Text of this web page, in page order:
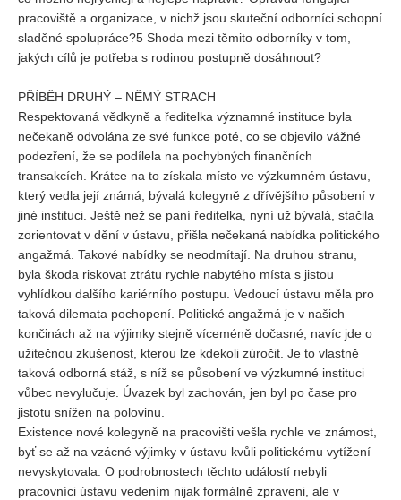
pracoviště a organizace, v nichž jsou skuteční odborníci schopní
sladěné spolupráce?5 Shoda mezi těmito odborníky v tom,
jakých cílů je potřeba s rodinou postupně dosáhnout?
PŘÍBĚH DRUHÝ – NĚMÝ STRACH
Respektovaná vědkyně a ředitelka významné instituce byla
nečekaně odvolána ze své funkce poté, co se objevilo vážné
podezření, že se podílela na pochybných finančních
transakcích. Krátce na to získala místo ve výzkumném ústavu,
který vedla její známá, bývalá kolegyně z dřívějšího působení v
jiné instituci. Ještě než se paní ředitelka, nyní už bývalá, stačila
zorientovat v dění v ústavu, přišla nečekaná nabídka politického
angažmá. Takové nabídky se neodmítají. Na druhou stranu,
byla škoda riskovat ztrátu rychle nabytého místa s jistou
vyhlídkou dalšího kariérního postupu. Vedoucí ústavu měla pro
taková dilemata pochopení. Politické angažmá je v našich
končinách až na výjimky stejně víceméně dočasné, navíc jde o
užitečnou zkušenost, kterou lze kdekoli zúročit. Je to vlastně
taková odborná stáž, s níž se působení ve výzkumné instituci
vůbec nevylučuje. Úvazek byl zachován, jen byl po čase pro
jistotu snížen na polovinu.
Existence nové kolegyně na pracovišti vešla rychle ve známost,
byť se až na vzácné výjimky v ústavu kvůli politickému vytížení
nevyskytovala. O podrobnostech těchto událostí nebyli
pracovníci ústavu vedením nijak formálně zpraveni, ale v